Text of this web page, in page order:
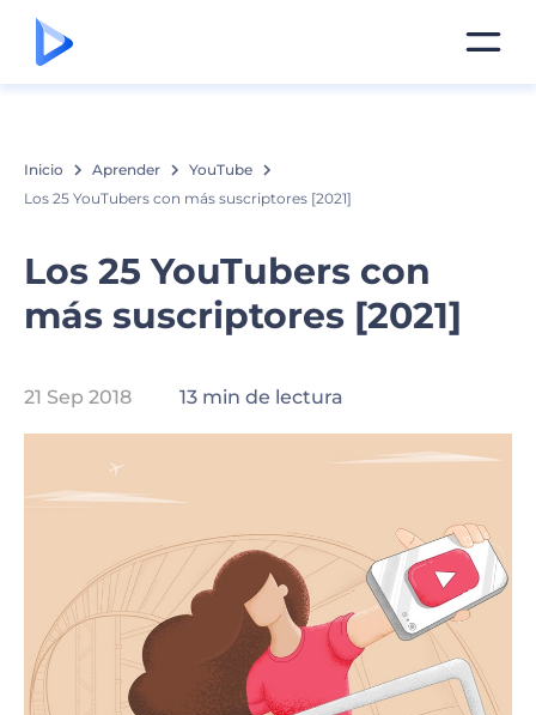
Inicio Aprender
YouTube
Los 25 YouTubers con más suscriptores [2021]
Los 25 YouTubers con
más suscriptores [2021]
21 Sep 2018 13 min de lectura